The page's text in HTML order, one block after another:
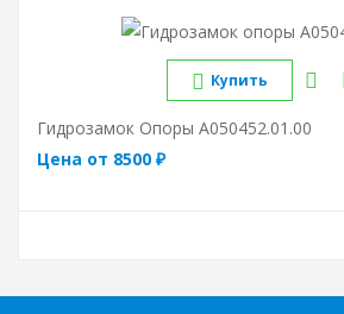
Купить
Гидрозамок Опоры A050452.01.00
Цена от 8500 ₽